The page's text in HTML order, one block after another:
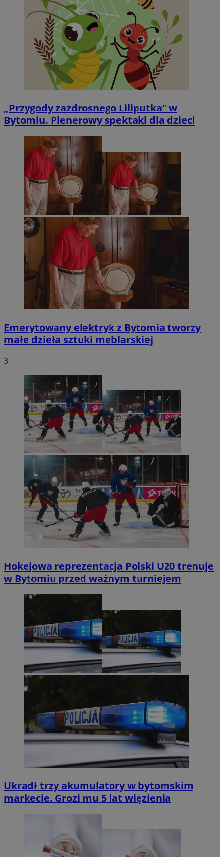
„Przygody zazdrosnego Liliputka” w
Bytomiu. Plenerowy spektakl dla dzieci
Emerytowany elektryk z Bytomia tworzy
małe dzieła sztuki meblarskiej
3
Hokejowa reprezentacja Polski U20 trenuje
w Bytomiu przed ważnym turniejem
Ukradł trzy akumulatory w bytomskim
markecie. Grozi mu 5 lat więzienia